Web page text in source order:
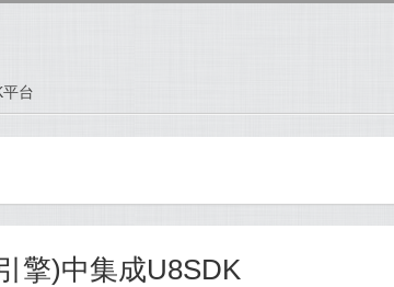
台
擎)中集成U8SDK